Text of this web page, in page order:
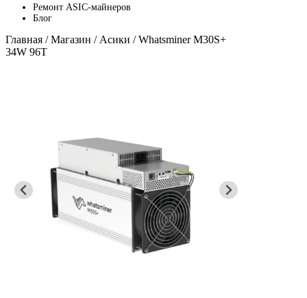
Ремонт ASIC-майнеров
Блог
Главная /Магазин / Асики / Whatsminer M30S+
34W 96T